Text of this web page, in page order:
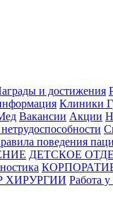
и достижения
Клиники
Вакансии Акции
поведения
ДЕТСКОЕ
ХИРУРГИИ Работа у